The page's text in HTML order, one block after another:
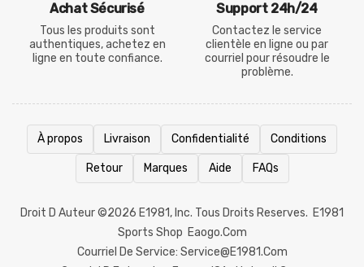
Achat Sécurisé
Tous les produits sont
authentiques, achetez en
ligne en toute confiance.
Support 24h/24
Contactez le service
clientèle en ligne ou par
courriel pour résoudre le
problème.
À propos Livraison Confidentialité Conditions
Retour Marques Aide FAQs
Droit D Auteur ©2026 E1981, Inc. Tous Droits Reserves. E1981
Sports Shop Eaogo.com
Courriel De Service: Service@e1981.com